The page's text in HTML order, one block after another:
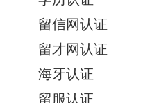
留信网认证
留才网认证
海牙认证
留服认证